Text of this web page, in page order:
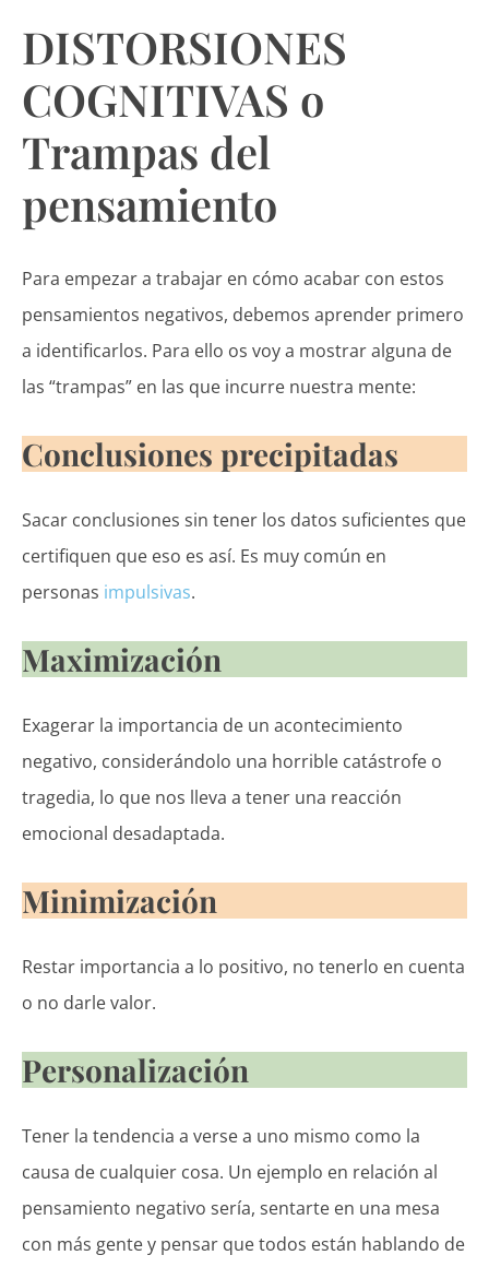
DISTORSIONES
COGNITIVAS o
Trampas del
pensamiento
Para empezar a trabajar en cómo acabar con estos
pensamientos negativos, debemos aprender primero
a identificarlos. Para ello os voy a mostrar alguna de
las “trampas” en las que incurre nuestra mente:
Conclusiones precipitadas
Sacar conclusiones sin tener los datos suficientes que
certifiquen que eso es así. Es muy común en
personas impulsivas.
Maximización
Exagerar la importancia de un acontecimiento
negativo, considerándolo una horrible catástrofe o
tragedia, lo que nos lleva a tener una reacción
emocional desadaptada.
Minimización
Restar importancia a lo positivo, no tenerlo en cuenta
o no darle valor.
Personalización
Tener la tendencia a verse a uno mismo como la
causa de cualquier cosa. Un ejemplo en relación al
pensamiento negativo sería, sentarte en una mesa
con más gente y pensar que todos están hablando de